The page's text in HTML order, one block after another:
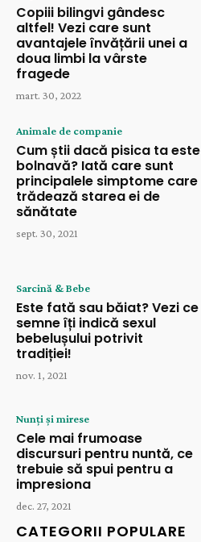
Copiii bilingvi gândesc
altfel! Vezi care sunt
avantajele învățării unei a
doua limbi la vârste
fragede
mart. 30, 2022
Animale de companie
Cum știi dacă pisica ta este
bolnavă? Iată care sunt
principalele simptome care
trădează starea ei de
sănătate
sept. 30, 2021
Sarcină & Bebe
Este fată sau băiat? Vezi ce
semne îți indică sexul
bebelușului potrivit
tradiției!
nov. 1, 2021
Nunți și mirese
Cele mai frumoase
discursuri pentru nuntă, ce
trebuie să spui pentru a
impresiona
dec. 27, 2021
CATEGORII POPULARE